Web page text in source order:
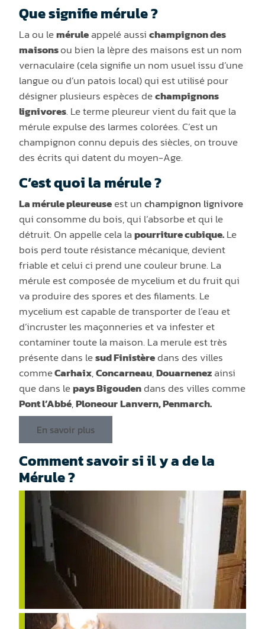
Que signifie mérule ?
La ou leméruleappelé aussichampignon des
maisonsou bien la lèpre des maisons est un nom
vernaculaire (cela signifie un nom usuel issu d’une
langue ou d’un patois local) qui est utilisé pour
désigner plusieurs espèces dechampignons
lignivores. Le terme pleureur vient du fait que la
mérule expulse des larmes colorées. C’est un
champignon connu depuis des siècles, on trouve
des écrits qui datent du moyen-Age.
C’est quoi la mérule ?
La mérule pleureuseest unchampignon lignivore
qui consomme du bois, qui l’absorbe et qui le
détruit. On appelle cela lapourriture cubique.Le
bois perd toute résistance mécanique, devient
friable et celui ci prend une couleur brune. La
mérule est composée de mycelium et du fruit qui
va produire des spores et des filaments. Le
mycelium est capable de transporter de l’eau et
d’incruster les maçonneries et va infester et
contaminer toute la maison. La merule est très
présente dans lesud Finistèredans des villes
commeCarhaix,Concarneau,Douarnenezainsi
que dans lepays Bigoudendans des villes comme
Pont l’Abbé,PloneourLanvern, Penmarch.
En savoir plus
Comment savoir si il y a de la
Mérule ?